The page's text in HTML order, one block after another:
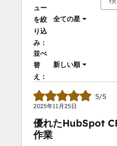
ュー
を絞
り込
み：
全ての星
並べ
替
え：
新しい順
5/5
2025年11月25日
優れたHubSpot
作業